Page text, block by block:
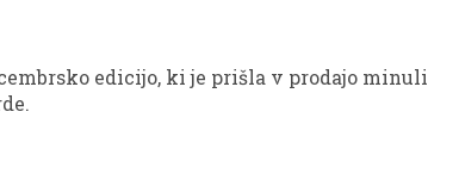
edicijo, ki je prišla v prodajo minuli